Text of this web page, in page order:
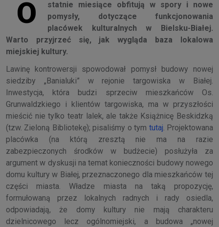
O
statnie miesiące obfitują w spory i nowe
pomysły, dotyczące funkcjonowania
placówek kulturalnych w Bielsku-Białej.
Warto przyjrzeć się, jak wygląda baza lokalowa
miejskiej kultury.
Lawinę kontrowersji spowodował pomysł budowy nowej
siedziby „Banialuki” w rejonie targowiska w Białej.
Inwestycja, która budzi sprzeciw mieszkańców Os.
Grunwaldzkiego i klientów targowiska, ma w przyszłości
mieścić nie tylko teatr lalek, ale także Książnicę Beskidzką
(tzw. Zieloną Bibliotekę); pisaliśmy o tym tutaj. Projektowana
placówka (na którą zresztą nie ma na razie
zabezpieczonych środków w budżecie) posłużyła za
argument w dyskusji na temat konieczności budowy nowego
domu kultury w Białej, przeznaczonego dla mieszkańców tej
części miasta. Władze miasta na taką propozycję,
formułowaną przez lokalnych radnych i rady osiedla,
odpowiadają, że domy kultury nie mają charakteru
dzielnicowego lecz ogólnomiejski, a budowa „nowej